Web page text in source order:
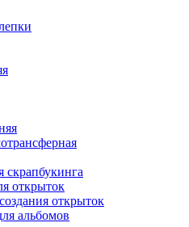
открыток
открыток
альбомов